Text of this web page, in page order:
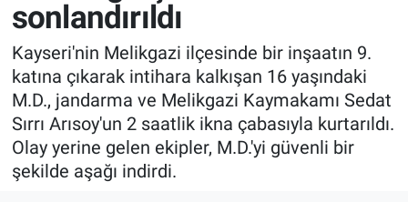
sonlandırıldı
Kayseri'nin Melikgazi ilçesinde bir inşaatın 9.
katına çıkarak intihara kalkışan 16 yaşındaki
M.D., jandarma ve Melikgazi Kaymakamı Sedat
Sırrı Arısoy'un 2 saatlik ikna çabasıyla kurtarıldı.
Olay yerine gelen ekipler, M.D.'yi güvenli bir
şekilde aşağı indirdi.